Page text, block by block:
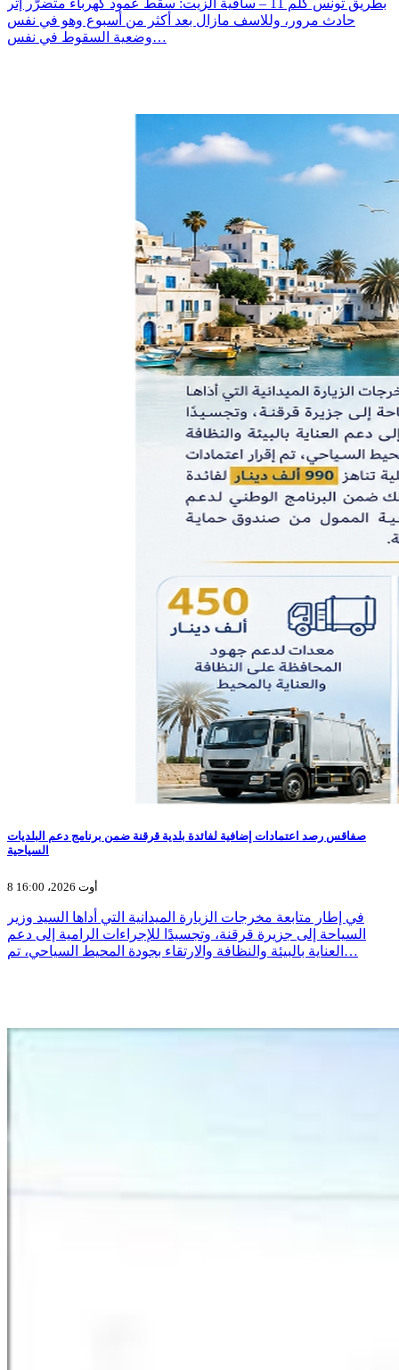
حادث مرور، وللاسف مازال بعد أكثر من أسبوع وهو في نفس
وضعية السقوط في نفس…
صفاقس رصد اعتمادات إضافية لفائدة بلدية قرقنة ضمن برنامج دعم البلديات
السياحية
8 أوت 2026، 16:00
في إطار متابعة مخرجات الزيارة الميدانية التي أداها السيد وزير
السياحة إلى جزيرة قرقنة، وتجسيدًا للإجراءات الرامية إلى دعم
العناية بالبيئة والنظافة والارتقاء بجودة المحيط السياحي، تم…